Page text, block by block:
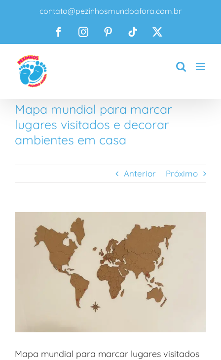
conteúdo
contato@pezinhosmundoafora.com.br
FacebookInstagramPinterestTiktok
Mapa mundial para marcar
lugares visitados e decorar
ambientes em casa
Anterior Próximo
Mapa mundial para marcar lugares visitados